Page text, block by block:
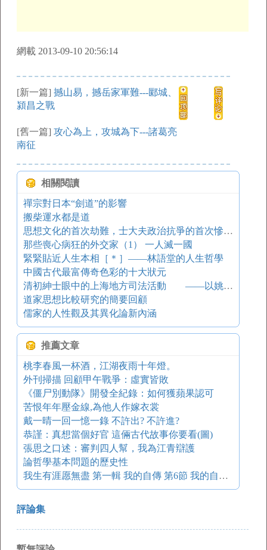
網載 2013-09-10 20:56:14
[新一篇] 撼山易，撼岳家軍難---郾城、
潁昌之戰
[舊一篇] 攻心為上，攻城為下---諸葛亮
南征
相關閱讀
禪宗對日本“劍道”的影響
搬柴運水都是道
思想文化的首次劫難，士大夫政治抗爭的首次慘劇---焚書坑儒
那些喪心病狂的外交家（1） 一人滅一國
緊緊貼近人生本相［＊］——林語堂的人生哲學
中國古代最富傳奇色彩的十大狀元
清初紳士眼中的上海地方司法活動 ——以姚廷遴《歷年記》為中心的考察
道家思想比較研究的簡要回顧
儒家的人性觀及其異化論新內涵
推薦文章
桃李春風一杯酒，江湖夜雨十年燈。
外刊掃描 回顧甲午戰爭：虛實皆敗
《僵尸別動隊》開發全紀錄：如何獲蘋果認可
苦恨年年壓金線,為他人作嫁衣裳
戴一晴一回一憶一錄 不許出? 不許進?
恭謹：真想當個好官 這倆古代故事你要看(圖)
張思之口述：審判四人幫，我為江青辯護
論哲學基本問題的歷史性
我生有涯愿無盡 第一輯 我的自傳 第6節 我的自學小史：上學
評論集